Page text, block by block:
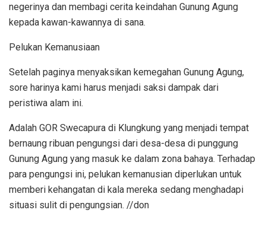
negerinya dan membagi cerita keindahan Gunung Agung
kepada kawan-kawannya di sana.
Pelukan Kemanusiaan
Setelah paginya menyaksikan kemegahan Gunung Agung,
sore harinya kami harus menjadi saksi dampak dari
peristiwa alam ini.
Adalah GOR Swecapura di Klungkung yang menjadi tempat
bernaung ribuan pengungsi dari desa-desa di punggung
Gunung Agung yang masuk ke dalam zona bahaya. Terhadap
para pengungsi ini, pelukan kemanusian diperlukan untuk
memberi kehangatan di kala mereka sedang menghadapi
situasi sulit di pengungsian. //don